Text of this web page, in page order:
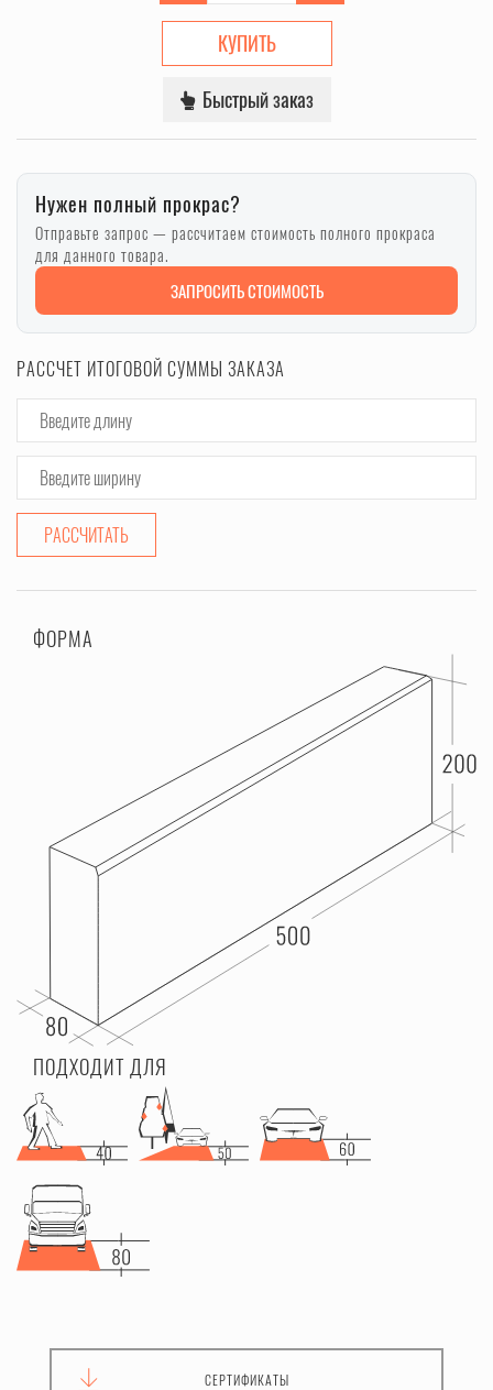
КУПИТЬ
Быстрый заказ
Нужен полный прокрас?
Отправьте запрос — рассчитаем стоимость полного прокраса
для данного товара.
ЗАПРОСИТЬ СТОИМОСТЬ
РАССЧЕТ ИТОГОВОЙ СУММЫ ЗАКАЗА
РАССЧИТАТЬ
ФОРМА
ПОДХОДИТ ДЛЯ
СЕРТИФИКАТЫ